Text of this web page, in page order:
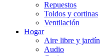
Repuestos
Toldos y cortinas
Ventilación
Hogar
Aire libre y jardín
Audio